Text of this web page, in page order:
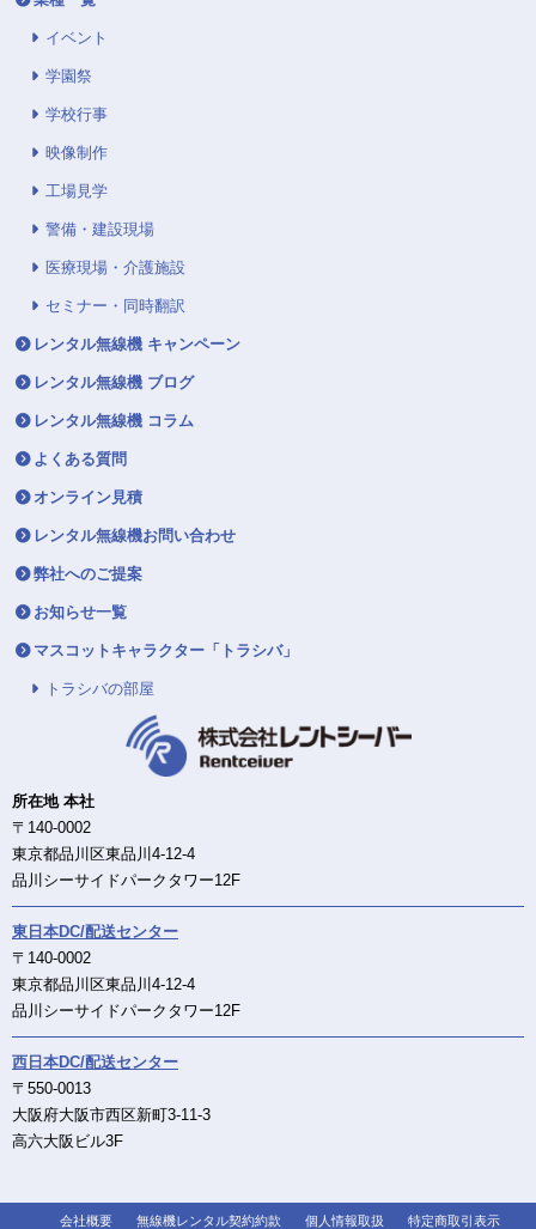
イベント
学園祭
学校行事
映像制作
工場見学
警備・建設現場
医療現場・介護施設
セミナー・同時翻訳
レンタル無線機 キャンペーン
レンタル無線機 ブログ
レンタル無線機 コラム
よくある質問
オンライン見積
レンタル無線機お問い合わせ
弊社へのご提案
お知らせ一覧
マスコットキャラクター「トラシバ」
トラシバの部屋
所在地 本社
〒140-0002
東京都品川区東品川4-12-4
品川シーサイドパークタワー12F
東日本DC/配送センター
〒140-0002
東京都品川区東品川4-12-4
品川シーサイドパークタワー12F
西日本DC/配送センター
〒550-0013
大阪府大阪市西区新町3-11-3
高六大阪ビル3F
会社概要 無線機レンタル契約約款 個人情報取扱 特定商取引表示